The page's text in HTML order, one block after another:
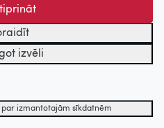
izvēli
izmantotajām sīkdatnēm